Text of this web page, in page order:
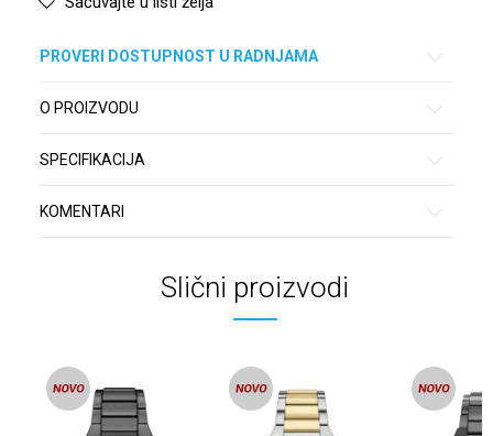
PROVERI DOSTUPNOST U RADNJAMA
O PROIZVODU
SPECIFIKACIJA
KOMENTARI
Slični proizvodi